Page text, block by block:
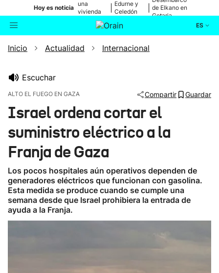
Hoy es noticia
una
vivienda
de Bilbao
Edurne y
Celedón
de Elkano en
Getaria
ES
Buscador Actualidad
Ikusmiran
Eguraldia
Inicio Actualidad Internacional
Escuchar
ALTO EL FUEGO EN GAZA Compartir Guardar
Israel ordena cortar el
suministro eléctrico a la
Franja de Gaza
Los pocos hospitales aún operativos dependen de
generadores eléctricos que funcionan con gasolina.
Esta medida se produce cuando se cumple una
semana desde que Israel prohibiera la entrada de
ayuda a la Franja.